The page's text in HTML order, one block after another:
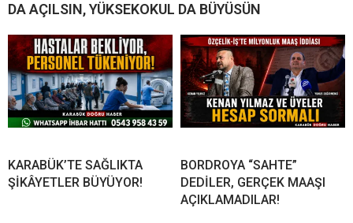
DA AÇILSIN, YÜKSEKOKUL DA BÜYÜSÜN
KARABÜK’TE SAĞLIKTA
ŞİKÂYETLER BÜYÜYOR!
BORDROYA “SAHTE”
DEDİLER, GERÇEK MAAŞI
AÇIKLAMADILAR!